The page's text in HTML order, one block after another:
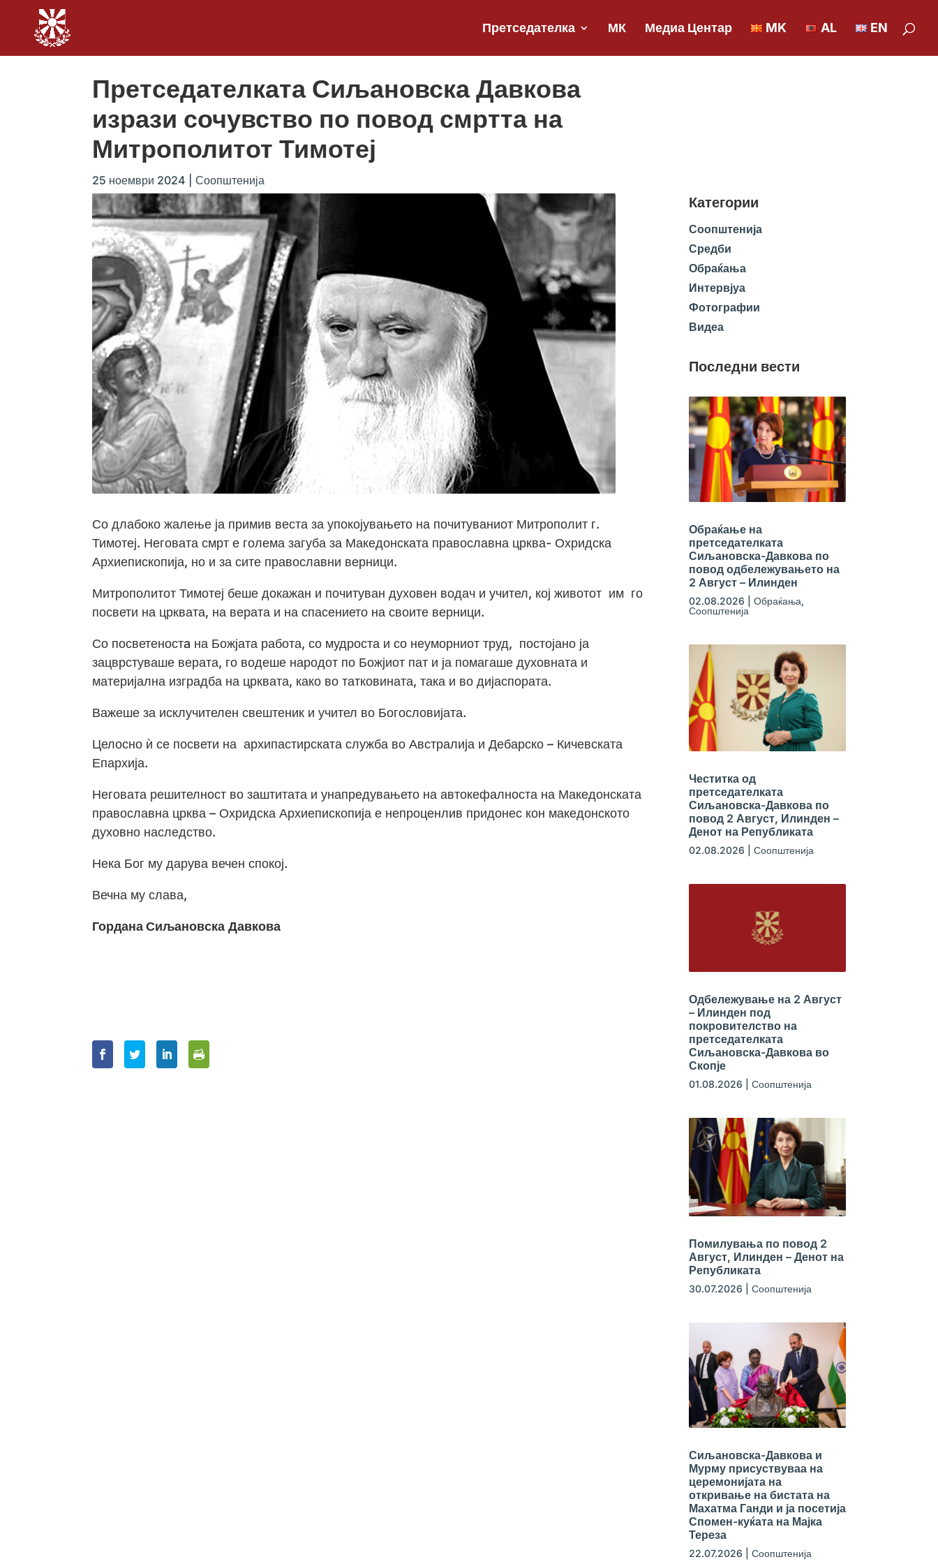
Претседателка МК Медиа Центар MK AL EN
Претседателката Сиљановска Давкова
изрази сочувство по повод смртта на
Митрополитот Тимотеј
25 ноември 2024 Соопштенија
Со длабоко жалење ја примив веста за упокојувањето на почитуваниот Митрополит г.
Тимотеј. Неговата смрт е голема загуба за Македонската православна црква- Охридска
Архиепископија, но и за сите православни верници.
Митрополитот Тимотеј беше докажан и почитуван духовен водач и учител, кој животот им го
посвети на црквата, на верата и на спасението на своите верници.
Со посветеностa на Божјата работа, со мудроста и со неуморниот труд, постојано ја
зацврстуваше верата, го водеше народот по Божјиот пат и ја помагаше духовната и
материјална изградба на црквата, како во татковината, така и во дијаспората.
Важеше за исклучителен свештеник и учител во Богословијата.
Целосно ѝ се посвети на архипастирската служба во Австралија и Дебарско – Кичевската
Епархија.
Неговата решителност во заштитата и унапредувањето на автокефалноста на Македонската
православна црква – Охридска Архиепископија е непроценлив придонес кон македонското
духовно наследство.
Нека Бог му дарува вечен спокој.
Вечна му слава,
Гордана Сиљановска Давкова
Категории
Соопштенија
Средби
Обраќања
Интервјуа
Фотографии
Видеа
Последни вести
Обраќање на
претседателката
Сиљановска-Давкова по
повод одбележувањето на
2 Август – Илинден
02.08.2026 Обраќања,
Соопштенија
Честитка од
претседателката
Сиљановска-Давкова по
повод 2 Август, Илинден –
Денот на Републиката
02.08.2026 Соопштенија
Одбележување на 2 Август
– Илинден под
покровителство на
претседателката
Сиљановска-Давкова во
Скопје
01.08.2026 Соопштенија
Помилувања по повод 2
Август, Илинден – Денот на
Републиката
30.07.2026 Соопштенија
Сиљановска-Давкова и
Мурму присуствуваа на
церемонијата на
откривање на бистата на
Махатма Ганди и ја посетија
Спомен-куќата на Мајка
Тереза
22.07.2026 Соопштенија